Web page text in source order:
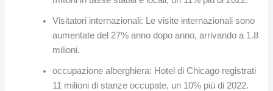
Visitatori internazionali: Le visite internazionali sono
aumentate del 27% anno dopo anno, arrivando a 1.8
milioni.
occupazione alberghiera: Hotel di Chicago registrati
11 milioni di stanze occupate, un 10% più di 2022.